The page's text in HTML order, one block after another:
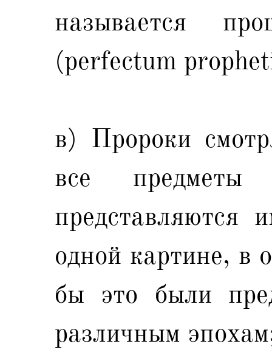
называется
(perfectum
в) Пророки
все
представляются
одной картине, в
бы это были
различным